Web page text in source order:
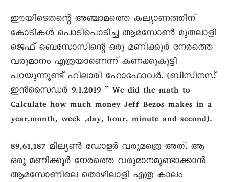
ഈയിടെതന്റെ അഞ്ചാമത്തെ കല്യാണത്തിന്
കോടികൾ പൊടിപൊടിച്ച ആമസോൺ മുതലാളി
ജെഫ് ബെസോസിന്റെ ഒരു മണിക്കൂർ നേരത്തെ
വരുമാനം എത്രയാണെന്ന് കണക്കുകൂട്ടി
പറയുന്നുണ്ട് ഹിലാരി ഹോഫോവർ. (ബിസിനസ്
ഇൻസൈഡർ 9.1.2019 ” We did the math to
Calculate how much money Jeff Bezos makes in a
year,month, week ,day, hour, minute and second).
89,61,187 മില്യൺ ഡോളർ വരുമത്രെ അത്. ആ
ഒരു മണിക്കൂർ നേരത്തെ വരുമാനമുണ്ടാക്കാൻ
ആമസോണിലെ തൊഴിലാളി എത്ര കാലം